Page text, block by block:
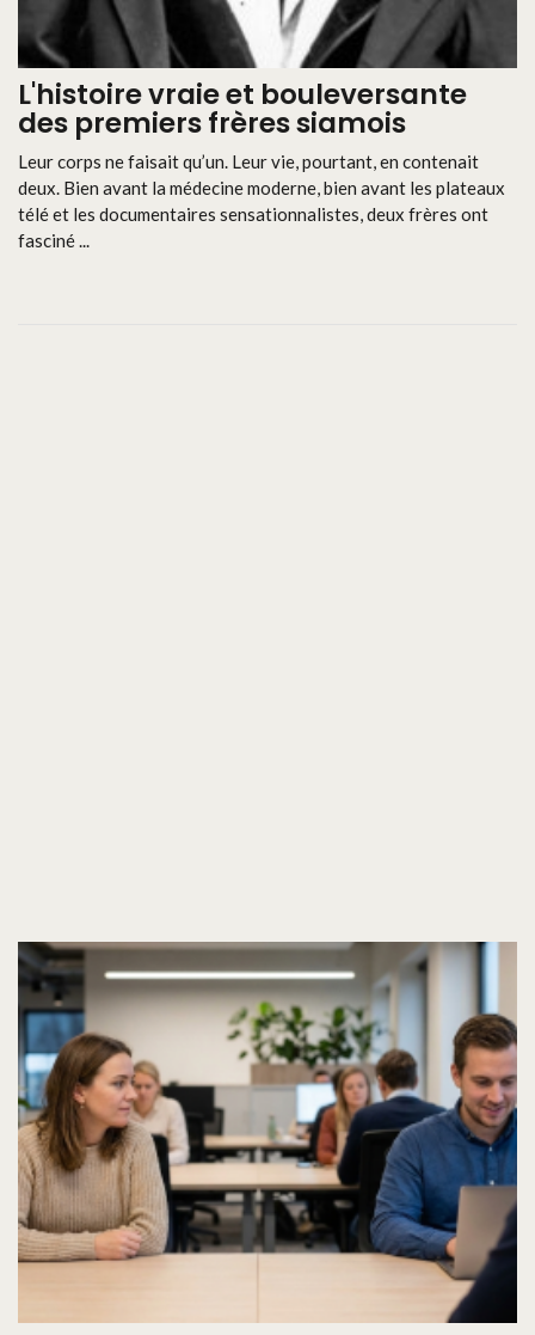
L'histoire vraie et bouleversante
des premiers frères siamois
Leur corps ne faisait qu’un. Leur vie, pourtant, en contenait
deux. Bien avant la médecine moderne, bien avant les plateaux
télé et les documentaires sensationnalistes, deux frères ont
fasciné ...